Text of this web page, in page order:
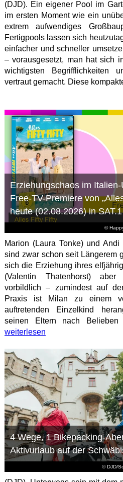
(DJD). Ein eigener Pool im
im ersten Moment wie ein
extrem aufwendiges
Fertigpools lassen sich
einfacher und schneller
– vorausgesetzt, man hat sich
wichtigsten Begrifflichkeiten
vertraut gemacht. Diese
©
Erziehungschaos im
Free-TV-Premiere von
heute (02.08.2026) in SAT.1
Marion (Laura Tonke) und Andi
sind zwar schon seit Längerem
sich die Erziehung ihres
(Valentin Thatenhorst)
vorbildlich – zumindest auf
Praxis ist Milan zu einem
auftretenden Einzelkind
seinen Eltern nach
weiterlesen
© DJD/
4 Wege, 1 Bikepacking-
Aktivurlaub auf der